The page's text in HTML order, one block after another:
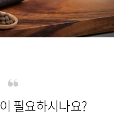
이 필요하시나요?